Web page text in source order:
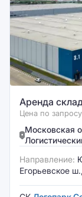
Аренда
Цена по запросу
Московская
Направление:
Егорьевское